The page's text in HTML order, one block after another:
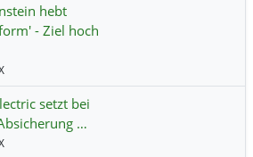
hebt
- Ziel hoch
setzt bei
…